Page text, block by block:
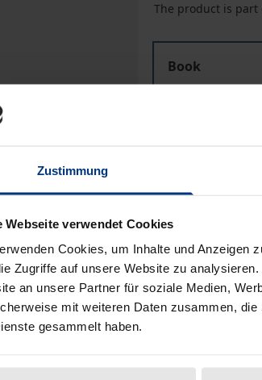
Zustimmung
Webseite verwendet Cookies
Cookies, um Inhalte und Anzeigen
Zugriffe auf unsere Website zu
an unsere Partner für soziale Medien,
mit weiteren Daten zusammen,
gesammelt haben.
The product is part
Book
Schutz gemeinsamer